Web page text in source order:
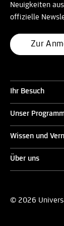
Neuigkeiten
offizielle
Zur
Ihr Besuch
Unser
Wissen und
Über uns
© 2026